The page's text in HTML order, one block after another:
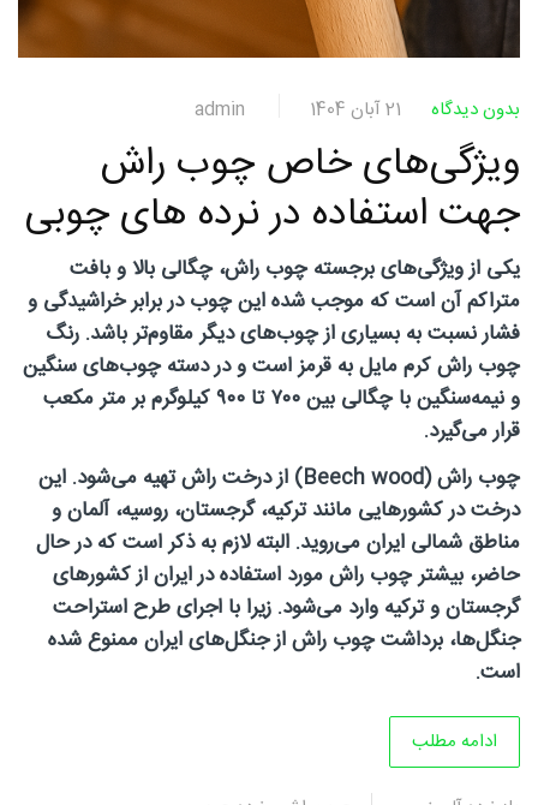
سی ان
سی
روتاری
در
شمال
غرب
21 آبان 1404 admin بدون دیدگاه
ویژگی‌های خاص چوب راش
جهت استفاده در نرده های چوبی
یکی از ویژگی‌های برجسته چوب راش، چگالی بالا و بافت
متراکم آن است که موجب شده این چوب در برابر خراشیدگی و
فشار نسبت به بسیاری از چوب‌های دیگر مقاوم‌تر باشد. رنگ
چوب راش کرم مایل به قرمز است و در دسته چوب‌های سنگین
و نیمه‌سنگین با چگالی بین ۷۰۰ تا ۹۰۰ کیلوگرم بر متر مکعب
قرار می‌گیرد.
چوب راش(Beech wood)
از درخت راش تهیه می‌شود. این
درخت در کشورهایی مانند ترکیه، گرجستان، روسیه، آلمان و
مناطق شمالی ایران می‌روید. البته لازم به ذکر است که در حال
حاضر، بیشتر چوب راش مورد استفاده در ایران از کشورهای
گرجستان و ترکیه وارد می‌شود. زیرا با اجرای طرح استراحت
جنگل‌ها، برداشت چوب راش از جنگل‌های ایران ممنوع شده
است.
ادامه مطلب